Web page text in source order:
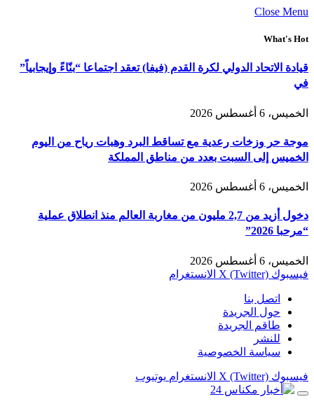
Close Menu
What's Hot
قيادة الاتحاد الدولي لكرة القدم (فيفا) تعقد اجتماعا “بنّاءً وإيجابياً”
في
الخميس، 6 أغسطس 2026
موجة حر وزخات رعدية مع تساقط البرد وهبات رياح من اليوم
الخميس إلى السبت بعدد من مناطق المملكة
الخميس، 6 أغسطس 2026
دخول أزيد من 2,7 مليون من مغاربة العالم منذ انطلاق عملية
“مرحبا 2026”
الخميس، 6 أغسطس 2026
فيسبوك X (Twitter) الانستغرام
اتصل بنا
حول الجريدة
طاقم الجريدة
للنشر
سياسة الخصوصية
فيسبوك X (Twitter) الانستغرام يوتيوب